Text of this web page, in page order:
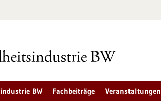
BW Fachbeiträge Veranstaltungen